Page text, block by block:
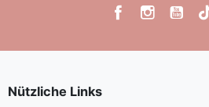
Nützliche Links